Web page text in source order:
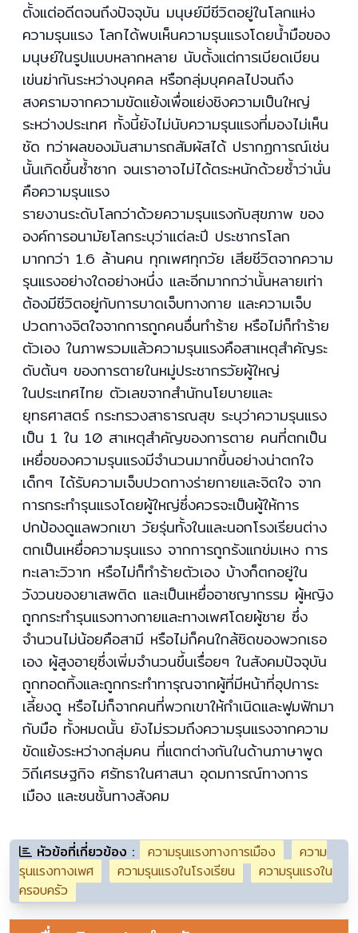
ตั้งแต่อดีตจนถึงปัจจุบัน มนุษย์มีชีวิตอยู่ในโลกแห่ง
ความรุนแรง โลกได้พบเห็นความรุนแรงโดยน้ำมือของ
มนุษย์ในรูปแบบหลากหลาย นับตั้งแต่การเบียดเบียน
เข่นฆ่ากันระหว่างบุคคล หรือกลุ่มบุคคลไปจนถึง
สงครามจากความขัดแย้งเพื่อแย่งชิงความเป็นใหญ่
ระหว่างประเทศ ทั้งนี้ยังไม่นับความรุนแรงที่มองไม่เห็น
ชัด ทว่าผลของมันสามารถสัมผัสได้ ปรากฏการณ์เช่น
นั้นเกิดขึ้นซ้ำซาก จนเราอาจไม่ได้ตระหนักด้วยซ้ำว่านั่น
คือความรุนแรง
รายงานระดับโลกว่าด้วยความรุนแรงกับสุขภาพ ของ
องค์การอนามัยโลกระบุว่าแต่ละปี ประชากรโลก
มากกว่า 1.6 ล้านคน ทุกเพศทุกวัย เสียชีวิตจากความ
รุนแรงอย่างใดอย่างหนึ่ง และอีกมากกว่านั้นหลายเท่า
ต้องมีชีวิตอยู่กับการบาดเจ็บทางกาย และความเจ็บ
ปวดทางจิตใจจากการถูกคนอื่นทำร้าย หรือไม่ก็ทำร้าย
ตัวเอง ในภาพรวมแล้วความรุนแรงคือสาเหตุสำคัญระ
ดับต้นๆ ของการตายในหมู่ประชากรวัยผู้ใหญ่
ในประเทศไทย ตัวเลขจากสำนักนโยบายและ
ยุทธศาสตร์ กระทรวงสาธารณสุข ระบุว่าความรุนแรง
เป็น 1 ใน 10 สาเหตุสำคัญของการตาย คนที่ตกเป็น
เหยื่อของความรุนแรงมีจำนวนมากขึ้นอย่างน่าตกใจ
เด็กๆ ได้รับความเจ็บปวดทางร่ายกายและจิตใจ จาก
การกระทำรุนแรงโดยผู้ใหญ่ซึ่งควรจะเป็นผู้ให้การ
ปกป้องดูแลพวกเขา วัยรุ่นทั้งในและนอกโรงเรียนต่าง
ตกเป็นเหยื่อความรุนแรง จากการถูกรังแกข่มเหง การ
ทะเลาะวิวาท หรือไม่ก็ทำร้ายตัวเอง บ้างก็ตกอยู่ใน
วังวนของยาเสพติด และเป็นเหยื่ออาชญากรรม ผู้หญิง
ถูกกระทำรุนแรงทางกายและทางเพศโดยผู้ชาย ซึ่ง
จำนวนไม่น้อยคือสามี หรือไม่ก็คนใกล้ชิดของพวกเธอ
เอง ผู้สูงอายุซึ่งเพิ่มจำนวนขึ้นเรื่อยๆ ในสังคมปัจจุบัน
ถูกทอดทิ้งและถูกกระทำทารุณจากผู้ที่มีหน้าที่อุปการะ
เลี้ยงดู หรือไม่ก็จากคนที่พวกเขาให้กำเนิดและฟูมฟักมา
กับมือ ทั้งหมดนั้น ยังไม่รวมถึงความรุนแรงจากความ
ขัดแย้งระหว่างกลุ่มคน ที่แตกต่างกันในด้านภาษาพูด
วิถีเศรษฐกิจ ศรัทธาในศาสนา อุดมการณ์ทางการ
เมือง และชนชั้นทางสังคม
หัวข้อที่เกี่ยวข้อง : ความรุนแรงทางการเมือง
ความ
รุนแรงทางเพศ
ความรุนแรงในโรงเรียน
ความรุนแรงใน
ครอบครัว